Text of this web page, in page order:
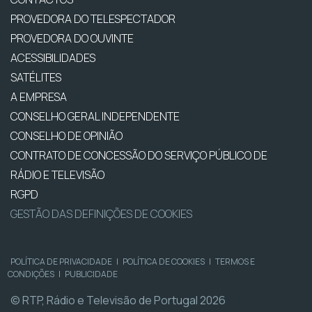
PROVEDORA DO TELESPECTADOR
PROVEDORA DO OUVINTE
ACESSIBILIDADES
SATÉLITES
A EMPRESA
CONSELHO GERAL INDEPENDENTE
CONSELHO DE OPINIÃO
CONTRATO DE CONCESSÃO DO SERVIÇO PÚBLICO DE
RÁDIO E TELEVISÃO
RGPD
GESTÃO DAS DEFINIÇÕES DE COOKIES
POLÍTICA DE PRIVACIDADE | POLÍTICA DE COOKIES | TERMOS E
CONDIÇÕES | PUBLICIDADE
© RTP, Rádio e Televisão de Portugal 2026